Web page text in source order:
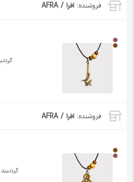
فروشنده: افرا / AFRA
فروشنده: افرا / AFRA